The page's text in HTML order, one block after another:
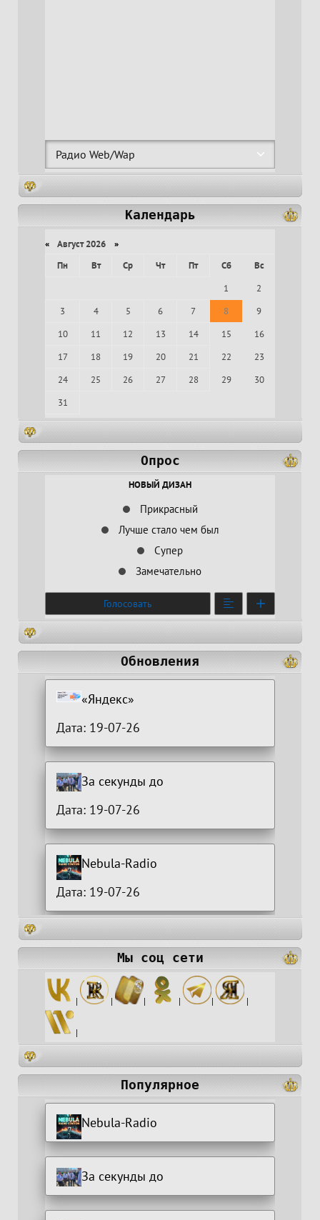
Календарь
« Август 2026 »
Пн
Вт Ср Чт Пт Сб
Вс
1
2
3
4 5 6 7 8
9
10
11 12 13 14 15
16
17
18 19 20 21 22
23
24
25 26 27 28 29
30
31
Опрос
НОВЫЙ ДИЗАН
Прикрасный
Лучше стало чем был
Супер
Замечательно
Голосовать
Обновления
«Яндекс»
Дата: 19-07-26
За секунды до
Дата: 19-07-26
Nebula-Radio
Дата: 19-07-26
Мы соц сети
| | | | | |
|
Популярное
Nebula-Radio
За секунды до